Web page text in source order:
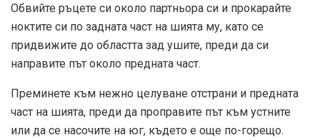
Обвийте ръцете си около партньора си и прокарайте
ноктите си по задната част на шията му, като се
придвижите до областта зад ушите, преди да си
направите път около предната част.
Преминете към нежно целуване отстрани и предната
част на шията, преди да проправите път към устните
или да се насочите на юг, където е още по-горещо.